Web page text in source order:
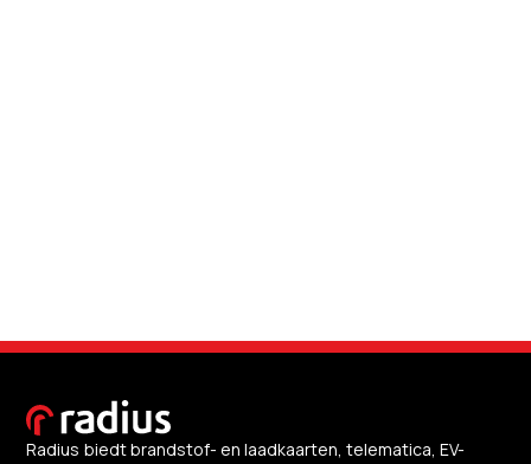
Radius biedt brandstof- en laadkaarten, telematica, EV-